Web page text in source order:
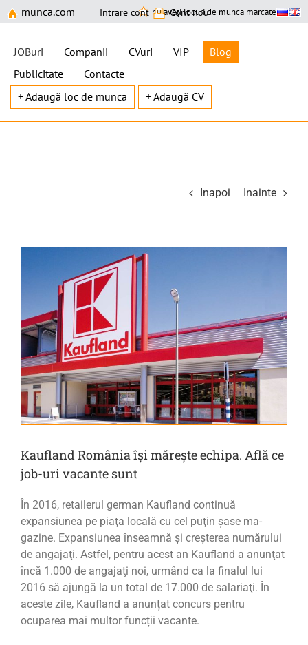
munca.com Intrare cont Cont nou
nu aveți locuri de munca marcate
JOBuri Companii CVuri VIP
Blog
Publicitate
Contacte
+ Adaugă loc de munca
+ Adaugă CV
content
Inapoi Inainte
Kaufland România își mărește echipa. Află ce
job-uri vacante sunt
În 2016, retai­lerul ger­man Kaufland continuă
expansiunea pe piaţa lo­cală cu cel puţin şase ma­
gazine. Expan­siunea înseamnă şi creş­te­rea nu­mă­rului
de angajaţi. Astfel, pen­tru acest an Kaufland a anunţat
încă 1.000 de angajaţi noi, urmând ca la fi­nalul lui
2016 să ajungă la un total de 17.000 de sala­riaţi. În
aceste zile, Kaufland a anunțat concurs pentru
ocuparea mai multor funcții vacante.